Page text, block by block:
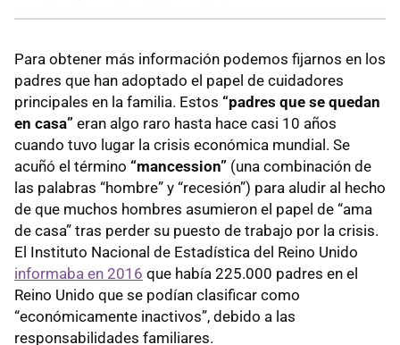
Para obtener más información podemos fijarnos en los
padres que han adoptado el papel de cuidadores
principales en la familia. Estos “padres que se quedan
en casa” eran algo raro hasta hace casi 10 años
cuando tuvo lugar la crisis económica mundial. Se
acuñó el término “mancession” (una combinación de
las palabras “hombre” y “recesión”) para aludir al hecho
de que muchos hombres asumieron el papel de “ama
de casa” tras perder su puesto de trabajo por la crisis.
El Instituto Nacional de Estadística del Reino Unido
informaba en 2016 que había 225.000 padres en el
Reino Unido que se podían clasificar como
“económicamente inactivos”, debido a las
responsabilidades familiares.